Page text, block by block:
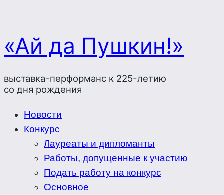
«Ай да Пушкин!»
выставка-перформанс к 225-летию
со дня рождения
Новости
Конкурс
Лауреаты и дипломанты
Работы, допущенные к участию
Подать работу на конкурс
Основное